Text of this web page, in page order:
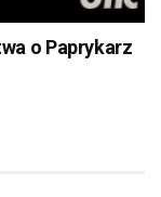
o Paprykarz